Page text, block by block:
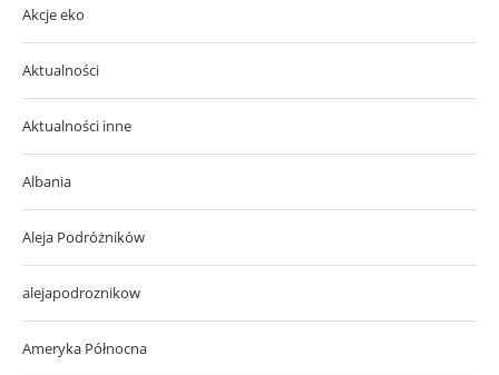
Akcje eko
Aktualności
Aktualności inne
Albania
Aleja Podróżników
alejapodroznikow
Ameryka Północna